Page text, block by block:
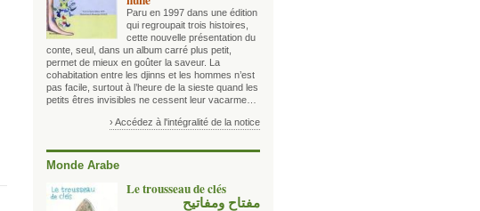
Paru en 1997 dans une édition
qui regroupait trois histoires,
cette nouvelle présentation du
conte, seul, dans un album carré plus petit,
permet de mieux en goûter la saveur. La
cohabitation entre les djinns et les hommes n’est
pas facile, surtout à l’heure de la sieste quand les
petits êtres invisibles ne cessent leur vacarme…
› Accédez à l'intégralité de la notice
Monde Arabe
Le trousseau de clés
مفتاح ومفاتيح